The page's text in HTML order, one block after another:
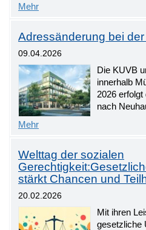
Mehr
Adressänderung bei
09.04.2026
Die KUVB
innerhalb
2026
nach
Mehr
Welttag der sozialen
stärkt Chancen und
20.02.2026
Mit ihren
gesetzliche